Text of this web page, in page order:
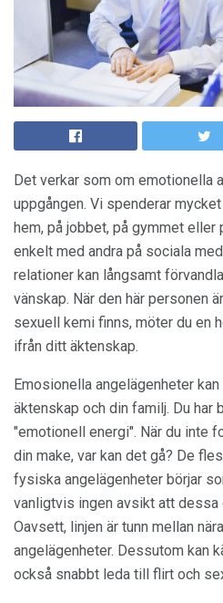
Det verkar som om emotionella
uppgången. Vi spenderar
hem, på jobbet, på gymmet eller
enkelt med andra på sociala
relationer kan långsamt
vänskap. När den här personen
sexuell kemi finns, möter du en
ifrån ditt äktenskap.
Emosionella angelägenheter
äktenskap och din familj. Du har
"emotionell energi". När du inte
din make, var kan det gå? De
fysiska angelägenheter börjar
vanligtvis ingen avsikt att dessa
Oavsett, linjen är tunn mellan
angelägenheter. Dessutom kan
också snabbt leda till flirt och